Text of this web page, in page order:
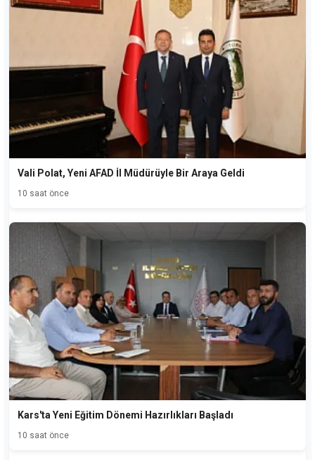
Vali Polat, Yeni AFAD İl Müdürüyle Bir Araya Geldi
10 saat önce
Kars'ta Yeni Eğitim Dönemi Hazırlıkları Başladı
10 saat önce